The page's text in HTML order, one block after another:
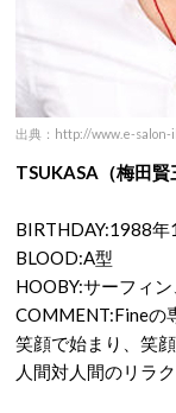
出典：http://www.e-salon-
TSUKASA（梅田賢
BIRTHDAY:1988年
BLOOD:A型
HOOBY:サーフィ
COMMENT:Fineの
笑顔で始まり、笑顔
人間対人間のリラ